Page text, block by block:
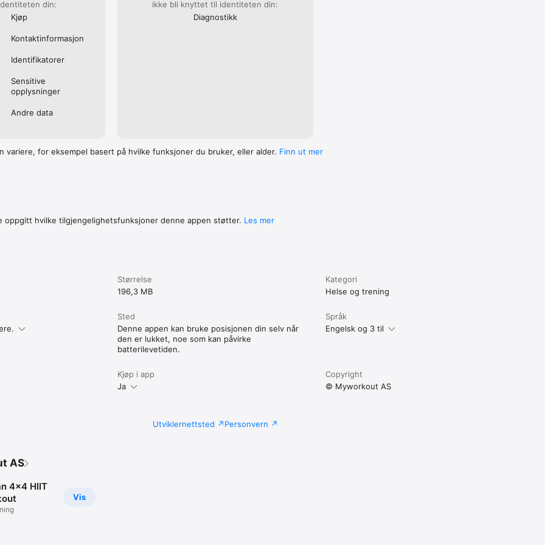
kvalifisert, belastes betalingen ved bekreftelse av kjøpet. Se fullstendig
vilkår for bruk her: http://myworkout.com/terms-and-privacy/
bør konsultere lege før man begynner med høyintensitets intervalltrening.
GPS for å finne posisjonen din under bruk. Kontinuerlig bruk av GPS som
dramatisk redusere batteriets levetid.
og vise pulsdata.
din:
Kjøp
Kontakt­informasjon
Identifika­torer
Sensitive
opplysninger
Andre data
ikke bli knyttet til identiteten din:
Diagnostikk
variere, for eksempel basert på hvilke funksjoner du bruker, eller alder. Finn ut mer
oppgitt hvilke tilgjengelig­hets­funk­sjoner denne appen støtter. Les mer
Størrelse
196,3 MB
Kategori
Helse og trening
Sted
Denne appen kan bruke posisjonen din selv når
den er lukket, noe som kan påvirke
batterilevetiden.
Språk
Engelsk og 3 til
Kjøp i app
Ja
Copyright
© Myworkout AS
Utviklernettsted Personvern
AS
Vis
4x4 HIIT